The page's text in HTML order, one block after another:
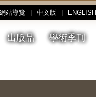
網站導覽 中文版 ENGLISH
出版品 學術季刊